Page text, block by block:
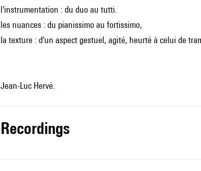
l'instrumentation : du duo au tutti.
les nuances : du pianissimo au fortissimo,
la texture : d'un aspect gestuel, agité, heurté à celui de
Jean-Luc Hervé.
recordings